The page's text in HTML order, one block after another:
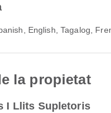
English, Tagalog,
la propietat
I Llits Supletoris